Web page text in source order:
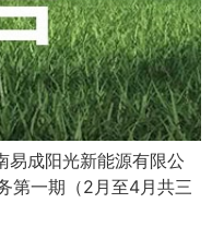
成阳光新能源有限公
第一期（2月至4月共三